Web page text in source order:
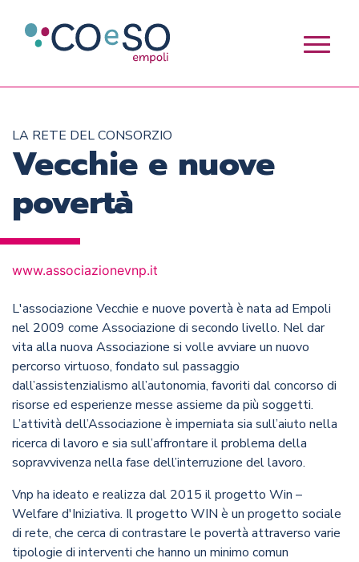
LA RETE DEL CONSORZIO
Vecchie e nuove
povertà
www.associazionevnp.it
L'associazione Vecchie e nuove povertà è nata ad Empoli
nel 2009 come Associazione di secondo livello. Nel dar
vita alla nuova Associazione si volle avviare un nuovo
percorso virtuoso, fondato sul passaggio
dall’assistenzialismo all’autonomia, favoriti dal concorso di
risorse ed esperienze messe assieme da più soggetti.
L’attività dell’Associazione è imperniata sia sull’aiuto nella
ricerca di lavoro e sia sull’affrontare il problema della
sopravvivenza nella fase dell’interruzione del lavoro.
Vnp ha ideato e realizza dal 2015 il progetto Win –
Welfare d'Iniziativa. Il progetto WIN è un progetto sociale
di rete, che cerca di contrastare le povertà attraverso varie
tipologie di interventi che hanno un minimo comun